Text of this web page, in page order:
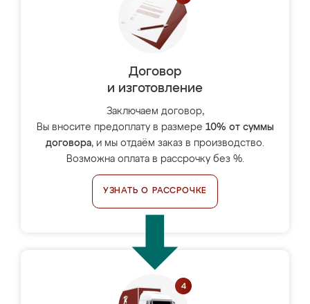
Договор
и изготовление
Заключаем договор,
Вы вносите предоплату в размере 10% от суммы
договора, и мы отдаём заказ в производство.
Возможна оплата в рассрочку без %.
УЗНАТЬ О РАССРОЧКЕ